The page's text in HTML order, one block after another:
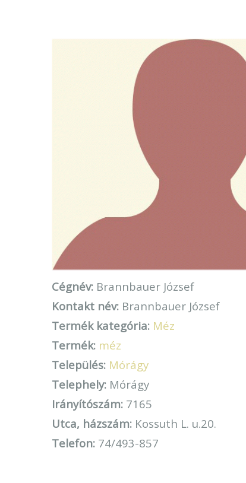
Cégnév: Brannbauer József
Kontakt név: Brannbauer József
Termék kategória: Méz
Termék: méz
Település: Mórágy
Telephely: Mórágy
Irányítószám: 7165
Utca, házszám: Kossuth L. u.20.
Telefon: 74/493-857